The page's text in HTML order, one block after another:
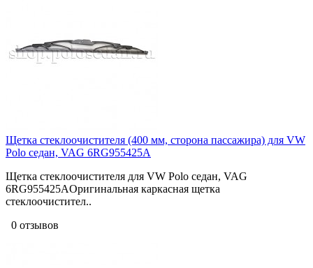
Щетка стеклоочистителя (400 мм, сторона пассажира) для VW
Polo седан, VAG 6RG955425A
Щетка стеклоочистителя для VW Polo седан, VAG
6RG955425AОригинальная каркасная щетка
стеклоочистител..
0 отзывов